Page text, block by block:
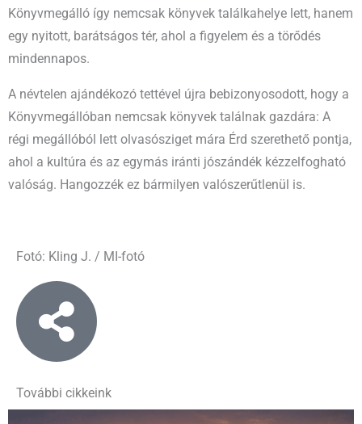
Könyvmegálló így nemcsak könyvek találkahelye lett, hanem
egy nyitott, barátságos tér, ahol a figyelem és a törődés
mindennapos.​
A névtelen ajándékozó tettével újra bebizonyosodott, hogy a
Könyvmegállóban nemcsak könyvek találnak gazdára: A
régi megállóból lett olvasósziget mára Érd szerethető pontja,
ahol a kultúra és az egymás iránti jószándék kézzelfogható
valóság. Hangozzék ez bármilyen valószerűtlenül is.
Fotó: Kling J. / MI-fotó
További cikkeink